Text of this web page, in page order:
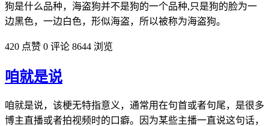
狗是什么品种，海盗狗并不是狗的一个品种,只是狗的脸为一
边黑色，一边白色，形似海盗，所以被称为海盗狗。
420 点赞 0 评论 8644 浏览
咱就是说
咱就是说，该梗无特指意义，通常用在句首或者句尾，是很多
博主直播或者拍视频时的口癖。因为某些主播一直说这句话，